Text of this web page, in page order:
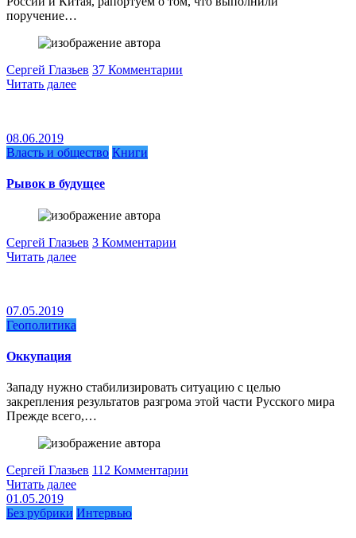
поручение…
Сергей Глазьев 37 Комментарии
Читать далее
08.06.2019
Власть и общество Книги
Рывок в будущее
Сергей Глазьев 3 Комментарии
Читать далее
07.05.2019
Геополитика
Оккупация
Западу нужно стабилизировать ситуацию с целью
закрепления результатов разгрома этой части Русского мира
Прежде всего,…
Сергей Глазьев 112 Комментарии
Читать далее
01.05.2019
Без рубрики Интервью